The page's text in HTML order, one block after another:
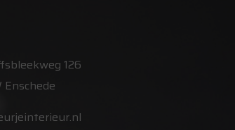
126
Enschede